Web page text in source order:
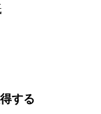
する